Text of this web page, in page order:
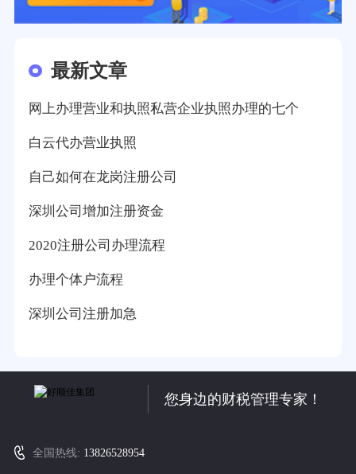
最新文章
网上办理营业和执照私营企业执照办理的七个
白云代办营业执照
自己如何在龙岗注册公司
深圳公司增加注册资金
2020注册公司办理流程
办理个体户流程
深圳公司注册加急
您身边的财税管理专家！
全国热线: 13826528954